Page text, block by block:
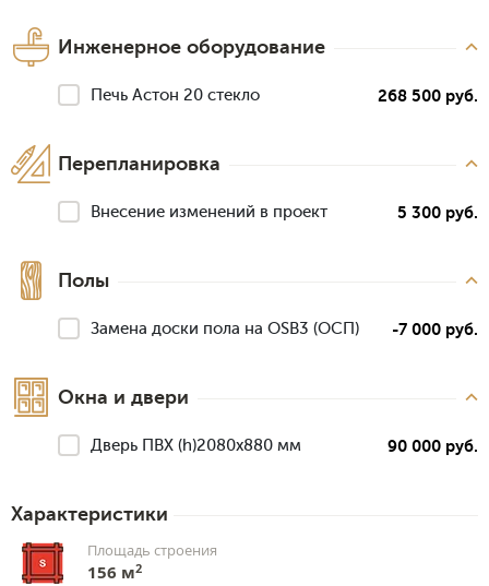
Инженерное оборудование
Печь Астон 20 стекло 268 500 руб.
Перепланировка
Внесение изменений в проект 5 300 руб.
Полы
Замена доски пола на OSB3 (ОСП) -7 000 руб.
Окна и двери
Дверь ПВХ (h)2080х880 мм 90 000 руб.
Характеристики
Площадь строения
156 м2